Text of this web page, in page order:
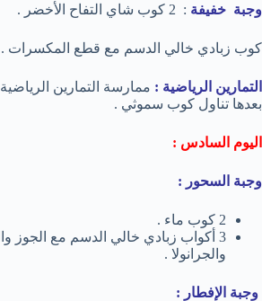
وجبة خفيفة : 2 كوب شاي التفاح الأخضر .
كوب زبادي خالي الدسم مع قطع المكسرات .
التمارين الرياضية :
بعدها تناول كوب سموثي .
اليوم السادس :
وجبة السحور :
2 كوب ماء .
3 أكواب زبادي خالي الدسم مع الجوز
والجرانولا .
وجبة الإفطار :